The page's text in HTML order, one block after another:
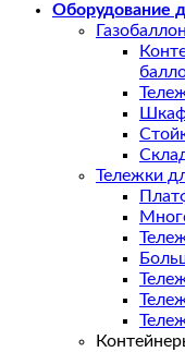
Оборудование
Тележки